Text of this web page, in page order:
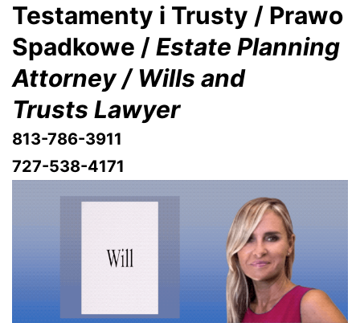
Testamenty i Trusty / Prawo
Spadkowe /Estate Planning
Attorney / Wills and
Trusts Lawyer
813-786-3911
727-538-4171